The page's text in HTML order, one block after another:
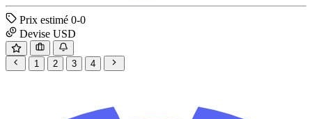
Prix estimé 0-0
Devise USD
1 2 3 4